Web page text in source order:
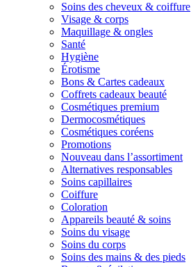
Soins des cheveux & coiffure
Visage & corps
Maquillage & ongles
Santé
Hygiène
Érotisme
Bons & Cartes cadeaux
Coffrets cadeaux beauté
Cosmétiques premium
Dermocosmétiques
Cosmétiques coréens
Promotions
Nouveau dans l’assortiment
Alternatives responsables
Soins capillaires
Coiffure
Coloration
Appareils beauté & soins
Soins du visage
Soins du corps
Soins des mains & des pieds